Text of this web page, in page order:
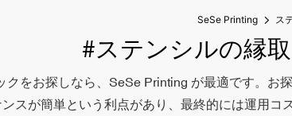
SeSe Printing ス
#ステンシルの縁
クをお探しなら、SeSe Printing が最適です。
スが簡単という利点があり、最終的には運用